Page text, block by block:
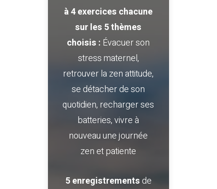
à 4 exercices chacune
sur les 5 thèmes
choisis : Évacuer son
stress maternel,
retrouver la zen attitude,
se détacher de son
quotidien, recharger ses
batteries, vivre à
nouveau une journée
zen et patiente
5 enregistrementsde